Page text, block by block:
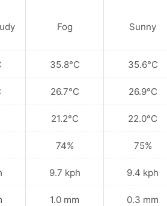
Fog
35.8°C
26.7°C
21.2°C
74%
9.7 kph
1.0 mm
Sunny
35.6°C
26.9°C
22.0°C
75%
9.4 kph
0.3 mm